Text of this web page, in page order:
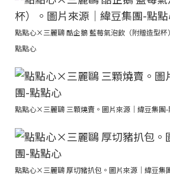
點點心×三麗鷗 酷企鵝 藍莓氣泡飲（附贈造型
點點心
點點心×三麗鷗 三顆燒賣。圖片來源｜緯豆集團-
點點心×三麗鷗 厚切豬扒包。圖片來源｜緯豆集